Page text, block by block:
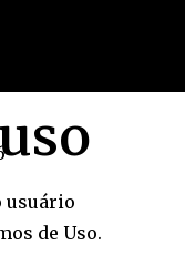
usuário
de Uso.